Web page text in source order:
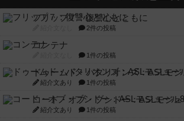
フリップ７：復讐心とともに
2件の投稿
コンテナ
1件の投稿
ドゥームド・バタリオンズ：ASLモジ
紹介文あり 1件の投稿
コード・オブ・ブシドー：ASLモジ
紹介文あり 1件の投稿